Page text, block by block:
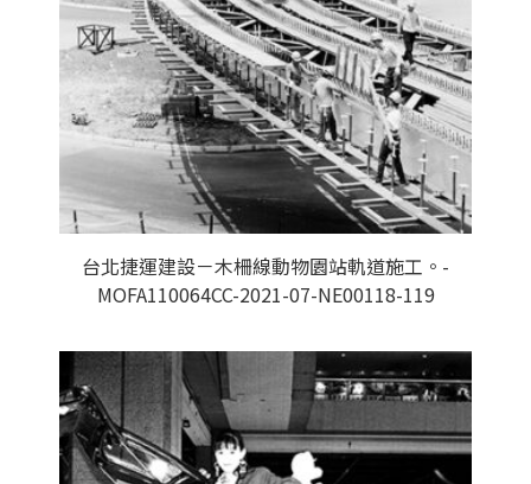
台北捷運建設－木柵線動物園站軌道施工。-
MOFA110064CC-2021-07-NE00118-119